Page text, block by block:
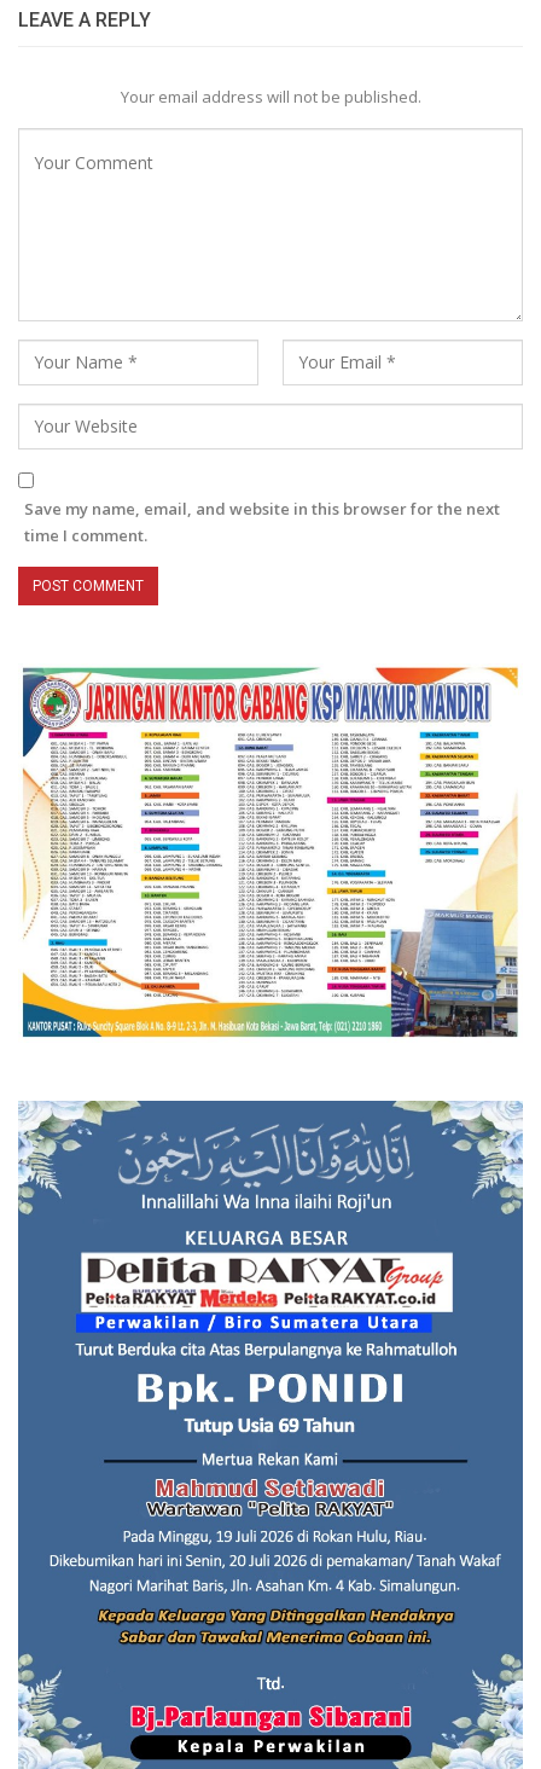
LEAVE A REPLY
Your email address will not be published.
Save my name, email, and website in this browser for the next
time I comment.